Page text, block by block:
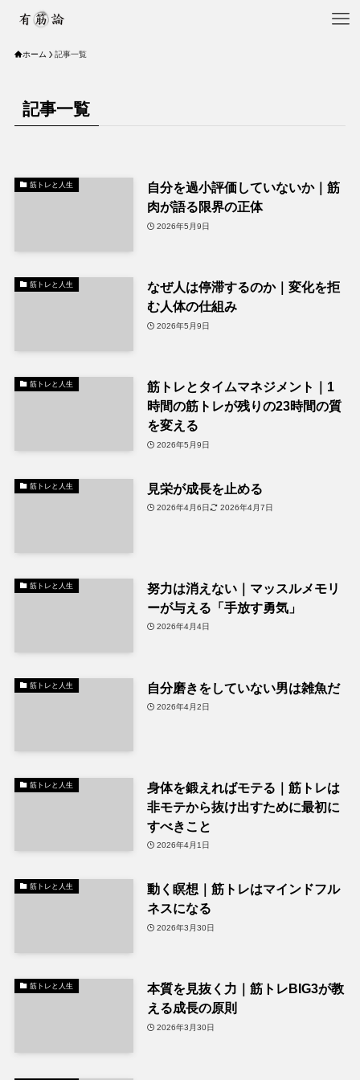
ホーム 記事一覧
記事一覧
筋トレと人生
自分を過小評価していないか｜筋
肉が語る限界の正体
2026年5月9日
筋トレと人生
なぜ人は停滞するのか｜変化を拒
む人体の仕組み
2026年5月9日
筋トレと人生
筋トレとタイムマネジメント｜1
時間の筋トレが残りの23時間の質
を変える
2026年5月9日
筋トレと人生 見栄が成長を止める
2026年4月6日 2026年4月7日
筋トレと人生
努力は消えない｜マッスルメモリ
ーが与える「手放す勇気」
2026年4月4日
筋トレと人生 自分磨きをしていない男は雑魚だ
2026年4月2日
筋トレと人生
身体を鍛えればモテる｜筋トレは
非モテから抜け出すために最初に
すべきこと
2026年4月1日
筋トレと人生
動く瞑想｜筋トレはマインドフル
ネスになる
2026年3月30日
筋トレと人生
本質を見抜く力｜筋トレBIG3が教
える成長の原則
2026年3月30日